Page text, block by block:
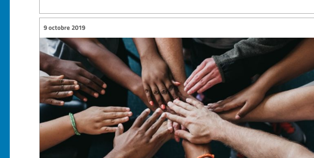
9 octobre 2019